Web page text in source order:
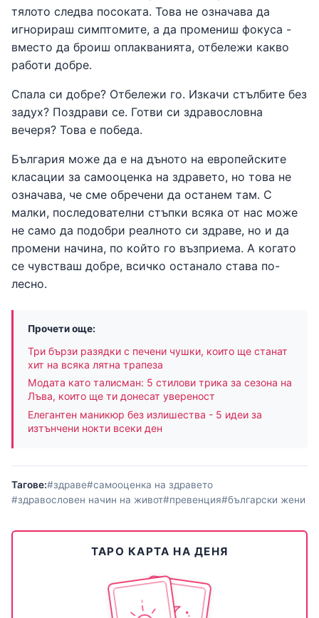
тялото следва посоката. Това не означава да
игнорираш симптомите, а да промениш фокуса -
вместо да броиш оплакванията, отбележи какво
работи добре.
Спала си добре? Отбележи го. Изкачи стълбите без
задух? Поздрави се. Готви си здравословна
вечеря? Това е победа.
България може да е на дъното на европейските
класации за самооценка на здравето, но това не
означава, че сме обречени да останем там. С
малки, последователни стъпки всяка от нас може
не само да подобри реалното си здраве, но и да
промени начина, по който го възприема. А когато
се чувстваш добре, всичко останало става по-
лесно.
Прочети още:
Три бързи разядки с печени чушки, които ще станат
хит на всяка лятна трапеза
Модата като талисман: 5 стилови трика за сезона на
Лъва, които ще ти донесат увереност
Елегантен маникюр без излишества - 5 идеи за
изтънчени нокти всеки ден
Тагове:#здраве#самооценка на здравето
#здравословен начин на живот#превенция#български жени
ТАРО КАРТА НА ДЕНЯ